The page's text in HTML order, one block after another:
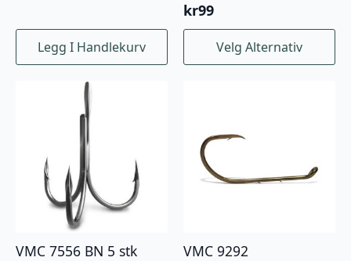
Legg I Handlekurv
kr99
Velg Alternativ
Dette
produktet
kan
velges
VMC 7556 BN 5 stk
VMC 9292